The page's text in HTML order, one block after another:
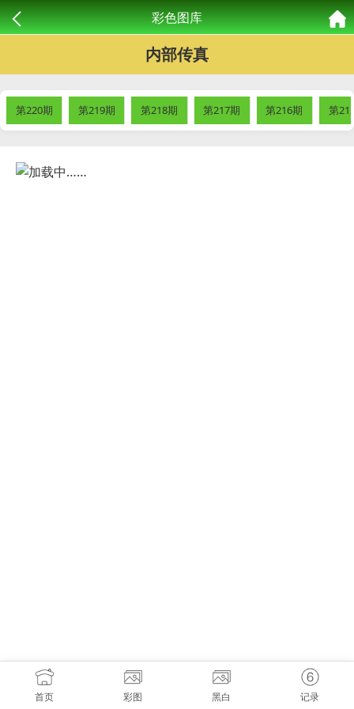
彩色图库
内部传真
第220期 第219期 第218期 第217期 第216期 第
首页 彩图 黑白 记录